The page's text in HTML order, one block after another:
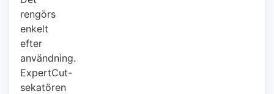
rengörs
enkelt
efter
användning.
ExpertCut-
sekatören